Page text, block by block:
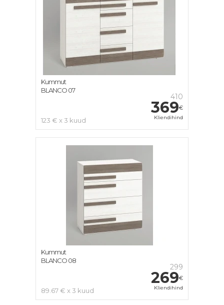
410
369€
Kliendihind
123 € x 3 kuud
Kummut
BLANCO 07
299
269€
Kliendihind
89.67 € x 3 kuud
Kummut
BLANCO 08